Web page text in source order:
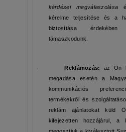
kérdései megválaszolása
kérelme teljesítése és a
biztosítása
támaszkodunk.
· Reklámozás:az Ön
megadása esetén a
kommunikációs
termékekről és
reklám ajánlatokat küld
kifejezetten hozzájárul, a